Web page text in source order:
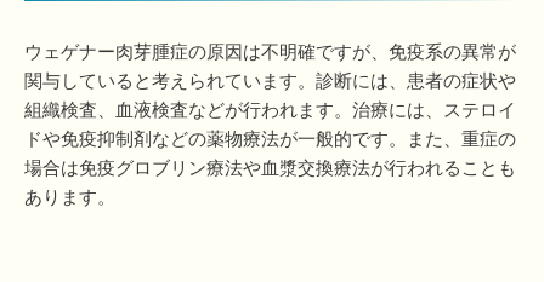
ウェゲナー肉芽腫症の原因は不明確ですが、免疫系の異常が
関与していると考えられています。診断には、患者の症状や
組織検査、血液検査などが行われます。治療には、ステロイ
ドや免疫抑制剤などの薬物療法が一般的です。また、重症の
場合は免疫グロブリン療法や血漿交換療法が行われることも
あります。